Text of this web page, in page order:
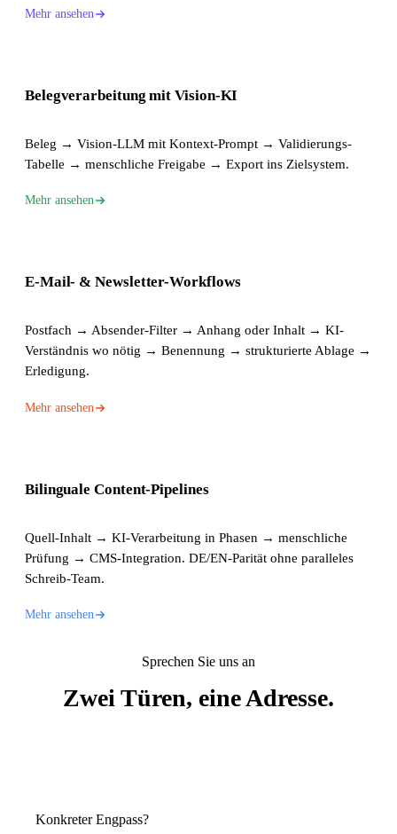
Mehr ansehen
Belegverarbeitung mit Vision-KI
Beleg → Vision-LLM mit Kontext-Prompt → Validierungs-
Tabelle → menschliche Freigabe → Export ins Zielsystem.
Mehr ansehen
E-Mail- & Newsletter-Workflows
Postfach → Absender-Filter → Anhang oder Inhalt → KI-
Verständnis wo nötig → Benennung → strukturierte Ablage →
Erledigung.
Mehr ansehen
Bilinguale Content-Pipelines
Quell-Inhalt → KI-Verarbeitung in Phasen → menschliche
Prüfung → CMS-Integration. DE/EN-Parität ohne paralleles
Schreib-Team.
Mehr ansehen
Sprechen Sie uns an
Zwei Türen, eine Adresse.
Konkreter Engpass?